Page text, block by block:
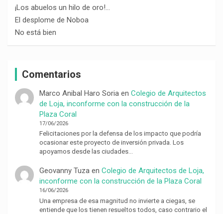
¡Los abuelos un hilo de oro!…
El desplome de Noboa
No está bien
Comentarios
Marco Anibal Haro Soriaen Colegio de Arquitectos
de Loja, inconforme con la construcción de la
Plaza Coral
17/06/2026
Felicitaciones por la defensa de los impacto que podría
ocasionar este proyecto de inversión privada. Los
apoyamos desde las ciudades…
Geovanny Tuzaen Colegio de Arquitectos de Loja,
inconforme con la construcción de la Plaza Coral
16/06/2026
Una empresa de esa magnitud no invierte a ciegas, se
entiende que los tienen resueltos todos, caso contrario el